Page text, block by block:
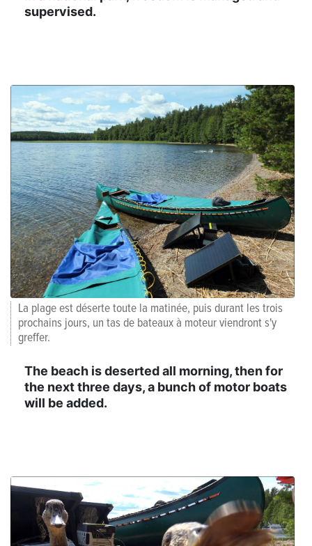
supervised.
La plage est déserte toute la matinée, puis durant les trois
prochains jours, un tas de bateaux à moteur viendront s'y
greffer.
The beach is deserted all morning, then for
the next three days, a bunch of motor boats
will be added.